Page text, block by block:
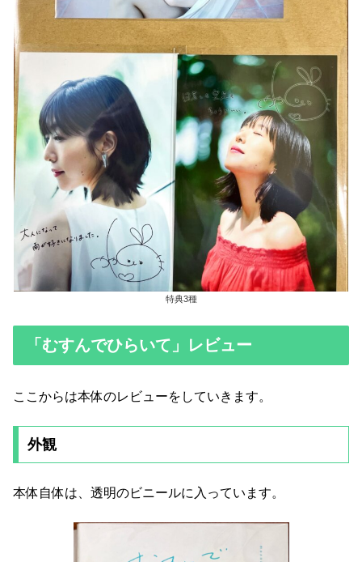
特典3種
「むすんでひらいて」レビュー
ここからは本体のレビューをしていきます。
外観
本体自体は、透明のビニールに入っています。